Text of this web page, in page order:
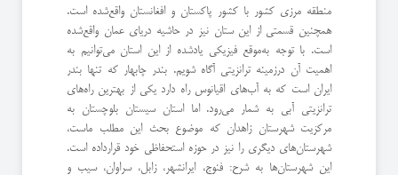
منطقه مرزی کشور با کشور پاکستان و افغانستان واقع‌شده است.
همچنین قسمتی از این ستان نیز در حاشیه دریای عمان واقع‌شده
است. با توجه به‌موقع فیزیکی یادشده از این استان می‌توانیم به
اهمیت آن درزمینه ترانزیتی آگاه شویم. بندر چابهار که تنها بندر
ایران است که به آب‌های اقیانوس راه دارد یکی از بهترین راه‌های
ترانزیتی آبی به شمار می‌رود. اما استان سیستان بلوچستان به
مرکزیت شهرستان زاهدان که موضوع بحث این مطلب ماست،
شهرستان‌های دیگری را نیز در حوزه استحفاظی خود قرارداده است.
این شهرستان‌ها به شرح: فنوج، ایرانشهر، زابل، سراوان، سیب و